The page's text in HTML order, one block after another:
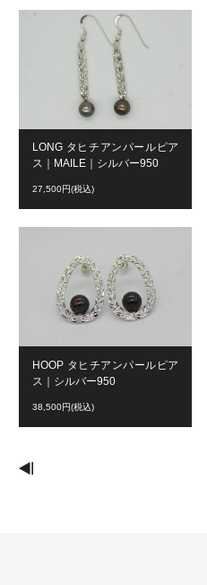
LONG タヒチアンパールピア
ス｜MAILE｜シルバー950
27,500円(税込)
HOOP タヒチアンパールピア
ス｜シルバー950
38,500円(税込)